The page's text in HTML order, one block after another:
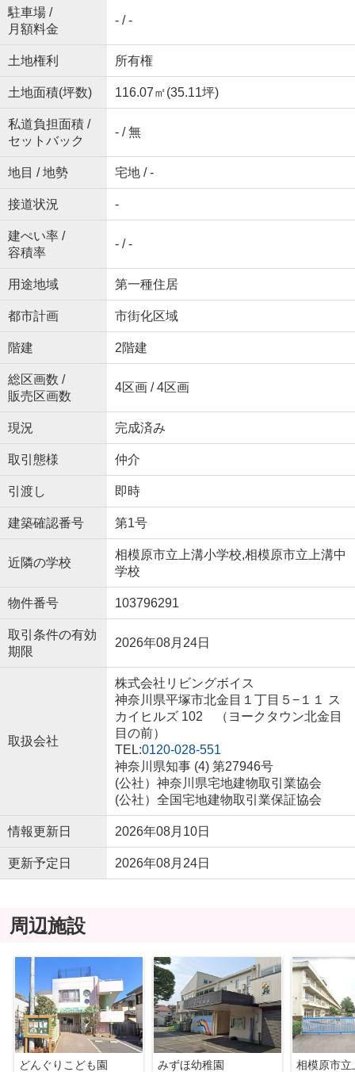
駐車場 /
月額料金
- / -
土地権利 所有権
土地面積(坪数) 116.07㎡(35.11坪)
私道負担面積 /
セットバック
- / 無
地目 / 地勢 宅地 / -
接道状況 -
建ぺい率 /
容積率
- / -
用途地域 第一種住居
都市計画 市街化区域
階建 2階建
総区画数 /
販売区画数
4区画 / 4区画
現況 完成済み
取引態様 仲介
引渡し 即時
建築確認番号 第1号
近隣の学校
相模原市立上溝小学校,相模原市立上溝中
学校
物件番号 103796291
取引条件の有効
期限
2026年08月24日
取扱会社
株式会社リビングボイス
神奈川県平塚市北金目１丁目５−１１ ス
カイヒルズ 102 （ヨークタウン北金目
目の前）
TEL:0120-028-551
神奈川県知事 (4) 第27946号
(公社）神奈川県宅地建物取引業協会
(公社）全国宅地建物取引業保証協会
情報更新日 2026年08月10日
更新予定日 2026年08月24日
周辺施設
どんぐりこども園
みずほ幼稚園
相模原市立